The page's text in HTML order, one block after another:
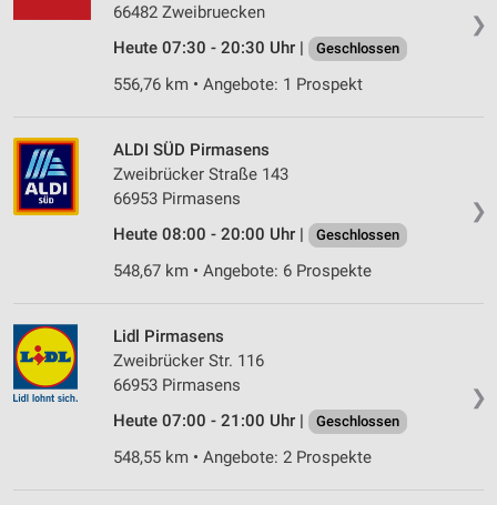
❯
66482 Zweibruecken
Heute 07:30 - 20:30 Uhr |
Geschlossen
556,76 km • Angebote: 1 Prospekt
❯
ALDI SÜD Pirmasens
Zweibrücker Straße 143
66953 Pirmasens
Heute 08:00 - 20:00 Uhr |
Geschlossen
548,67 km • Angebote: 6 Prospekte
❯
Lidl Pirmasens
Zweibrücker Str. 116
66953 Pirmasens
Heute 07:00 - 21:00 Uhr |
Geschlossen
548,55 km • Angebote: 2 Prospekte